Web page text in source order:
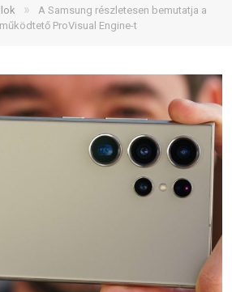
»
A Samsung részletesen bemutatja a
ProVisual Engine-t